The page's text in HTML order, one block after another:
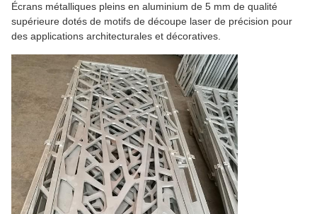
Écrans métalliques pleins en aluminium de 5 mm de qualité
supérieure dotés de motifs de découpe laser de précision pour
des applications architecturales et décoratives.